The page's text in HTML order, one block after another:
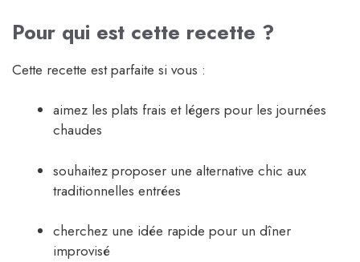
Pour qui est cette recette ?
Cette recette est parfaite si vous :
aimez les plats frais et légers pour les journées
chaudes
souhaitez proposer une alternative chic aux
traditionnelles entrées
cherchez une idée rapide pour un dîner
improvisé